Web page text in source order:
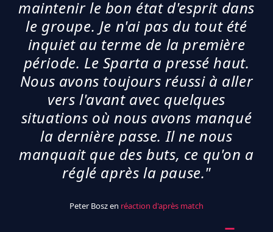
maintenir le bon état d'esprit dans
le groupe. Je n'ai pas du tout été
inquiet au terme de la première
période. Le Sparta a pressé haut.
Nous avons toujours réussi à aller
vers l'avant avec quelques
situations où nous avons manqué
la dernière passe. Il ne nous
manquait que des buts, ce qu'on a
réglé après la pause."
Peter Bosz en réaction d'après match